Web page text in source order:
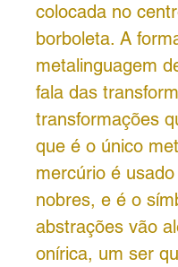
colocada no
borboleta. A
metalinguagem
fala das
transformações
que é o único
mercúrio é
nobres, e é o
abstrações vão
onírica, um ser